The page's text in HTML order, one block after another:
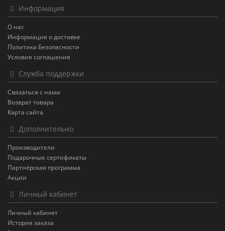
Информация
О нас
Информация о доставке
Политика Безопасности
Условия соглашения
Служба поддержки
Связаться с нами
Возврат товара
Карта сайта
Дополнительно
Производители
Подарочные сертификаты
Партнёрская программа
Акции
Личный кабинет
Личный кабинет
История заказа